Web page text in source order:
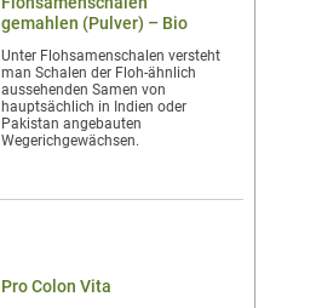
gemahlen (Pulver) – Bio
Unter Flohsamenschalen versteht
man Schalen der Floh-ähnlich
aussehenden Samen von
hauptsächlich in Indien oder
Pakistan angebauten
Wegerichgewächsen.
Pro Colon Vita